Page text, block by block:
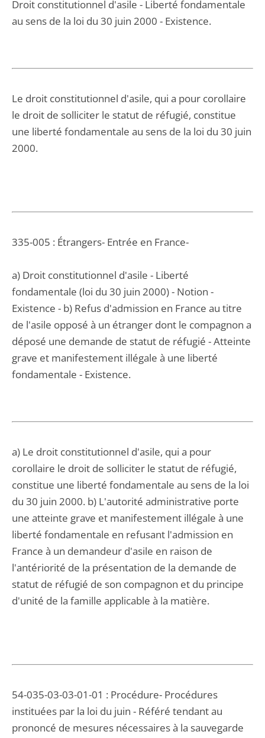
Droit constitutionnel d'asile - Liberté fondamentale
au sens de la loi du 30 juin 2000 - Existence.
Le droit constitutionnel d'asile, qui a pour corollaire
le droit de solliciter le statut de réfugié, constitue
une liberté fondamentale au sens de la loi du 30 juin
2000.
335-005 : Étrangers- Entrée en France-
a) Droit constitutionnel d'asile - Liberté
fondamentale (loi du 30 juin 2000) - Notion -
Existence - b) Refus d'admission en France au titre
de l'asile opposé à un étranger dont le compagnon a
déposé une demande de statut de réfugié - Atteinte
grave et manifestement illégale à une liberté
fondamentale - Existence.
a) Le droit constitutionnel d'asile, qui a pour
corollaire le droit de solliciter le statut de réfugié,
constitue une liberté fondamentale au sens de la loi
du 30 juin 2000. b) L'autorité administrative porte
une atteinte grave et manifestement illégale à une
liberté fondamentale en refusant l'admission en
France à un demandeur d'asile en raison de
l'antériorité de la présentation de la demande de
statut de réfugié de son compagnon et du principe
d'unité de la famille applicable à la matière.
54-035-03-03-01-01 : Procédure- Procédures
instituées par la loi du juin - Référé tendant au
prononcé de mesures nécessaires à la sauvegarde